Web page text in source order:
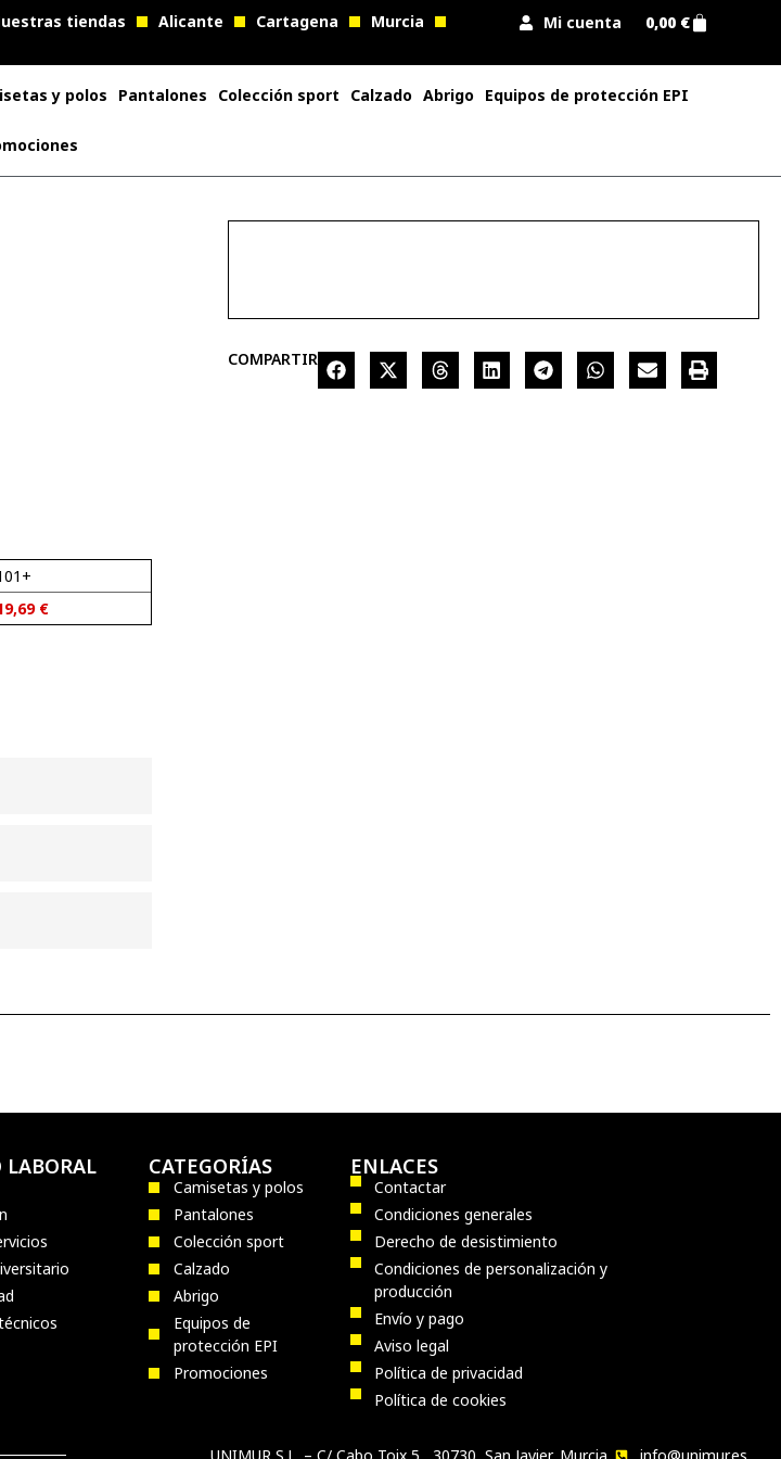
tiendas Alicante Cartagena
Murcia
Mi cuenta 0,00 €
y polos Pantalones Colección sport Calzado Abrigo Equipos de protección EPI
€
COMPARTIR
LABORAL CATEGORÍAS
Camisetas y polos
Pantalones
Colección sport
Calzado
Abrigo
Equipos de
protección EPI
Promociones
ENLACES
Contactar
Condiciones generales
Derecho de desistimiento
Condiciones de personalización y
producción
Envío y pago
Aviso legal
Política de privacidad
Política de cookies